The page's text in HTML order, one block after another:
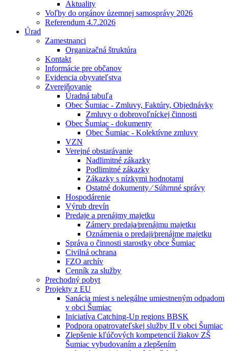
Aktuality
Voľby do orgánov územnej samosprávy 2026
Referendum 4.7.2026
Úrad
Zamestnanci
Organizačná štruktúra
Kontakt
Informácie pre občanov
Evidencia obyvateľstva
Zverejňovanie
Úradná tabuľa
Obec Šumiac - Zmluvy, Faktúry, Objednávky
Zmluvy o dobrovoľníckej činnosti
Obec Šumiac - dokumenty
Obec Šumiac - Kolektívne zmluvy
VZN
Verejné obstarávanie
Nadlimitné zákazky
Podlimitné zákazky
Zákazky s nízkymi hodnotami
Ostatné dokumenty ⁄ Súhrnné správy
Hospodárenie
Výrub drevín
Predaje a prenájmy majetku
Zámery predaja⁄prenájmu majetku
Oznámenia o predaji⁄prenájme majetku
Správa o činnosti starostky obce Šumiac
Civilná ochrana
FZO archív
Cenník za služby
Prechodný pobyt
Projekty z EU
Sanácia miest s nelegálne umiestneným odpadom
v obci Šumiac
Iniciatíva Catching-Up regions BBSK
Podpora opatrovateľskej služby II v obci Šumiac
Zlepšenie kľúčových kompetencií žiakov ZŠ
Šumiac vybudovaním a zlepšením